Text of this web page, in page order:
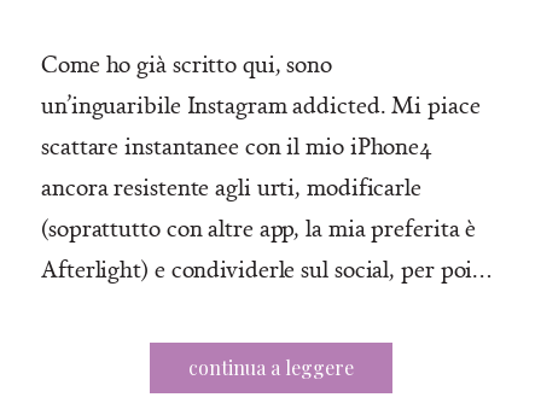
Come ho già scritto qui, sono
un’inguaribile Instagram addicted. Mi piace
scattare instantanee con il mio iPhone4
ancora resistente agli urti, modificarle
(soprattutto con altre app, la mia preferita è
Afterlight) e condividerle sul social, per poi…
continua a leggere